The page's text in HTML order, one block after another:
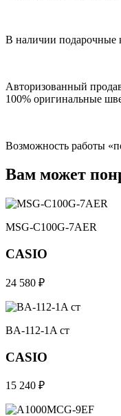
В наличии подарочные
Авторизованный
100% оригинальные
Возможность работы
Вам может
MSG-C100G-7AER
CASIO
24 580 ₽
BA-112-1A ст
CASIO
15 240 ₽